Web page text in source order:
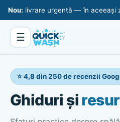
Nou: livrare urgentă — în aceeași
☰
⭐ 4,8 din 250 de recenzii
Ghiduri și